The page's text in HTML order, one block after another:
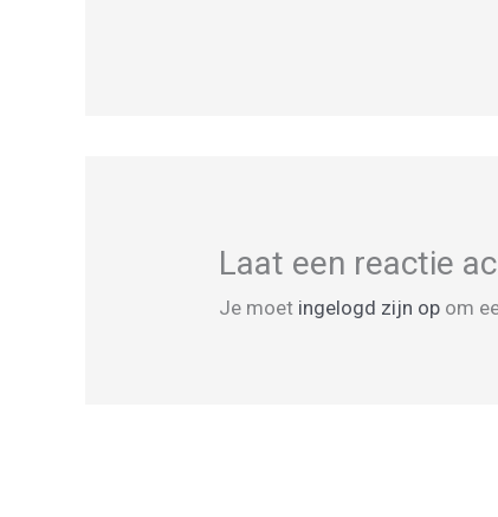
Laat een reactie
Je moet ingelogd zijn op om